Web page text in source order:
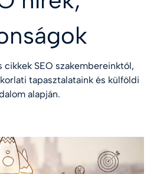
cikkek SEO szakembereinktől,
tapasztalataink és külföldi
alapján.